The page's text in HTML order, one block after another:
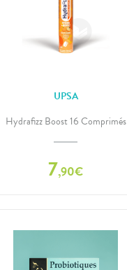
UPSA
Hydrafizz Boost 16 Comprimés
7,90€